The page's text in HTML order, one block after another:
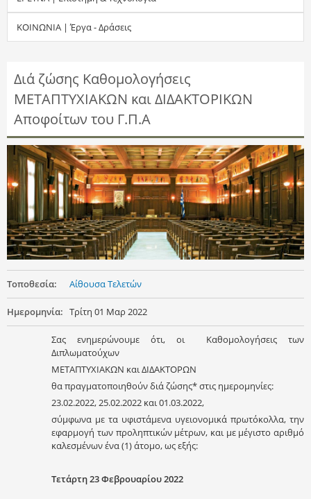
τ
σ
η
ς
ΚΟΙΝΩΝΙΑ | Έργα - Δράσεις
Διά ζώσης Καθομολογήσεις
ΜΕΤΑΠΤΥΧΙΑΚΩΝ και ΔΙΔΑΚΤΟΡΙΚΩΝ
Αποφοίτων του Γ.Π.Α
Τοποθεσία: Αίθουσα Τελετών
Ημερομηνία: Τρίτη 01 Μαρ 2022
Σας ενημερώνουμε ότι, οι Καθομολογήσεις των
Διπλωματούχων
ΜΕΤΑΠΤΥΧΙΑΚΩΝ και ΔΙΔΑΚΤΟΡΩΝ
θα πραγματοποιηθούν διά ζώσης* στις ημερομηνίες:
23.02.2022, 25.02.2022 και 01.03.2022,
σύμφωνα με τα υφιστάμενα υγειονομικά πρωτόκολλα, την
εφαρμογή των προληπτικών μέτρων, και με μέγιστο αριθμό
καλεσμένων ένα (1) άτομο, ως εξής:
Τετάρτη 23 Φεβρουαρίου 2022